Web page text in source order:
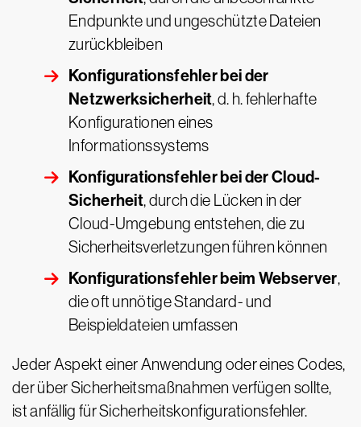
Endpunkte und ungeschützte Dateien
zurückbleiben
Konfigurationsfehler bei der
Netzwerksicherheit, d. h. fehlerhafte
Konfigurationen eines
Informationssystems
Konfigurationsfehler bei der Cloud-
Sicherheit, durch die Lücken in der
Cloud-Umgebung entstehen, die zu
Sicherheitsverletzungen führen können
Konfigurationsfehler beim Webserver,
die oft unnötige Standard- und
Beispieldateien umfassen
Jeder Aspekt einer Anwendung oder eines Codes,
der über Sicherheitsmaßnahmen verfügen sollte,
ist anfällig für Sicherheitskonfigurationsfehler.